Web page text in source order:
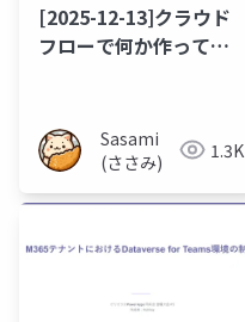
[2025-12-13]クラウド
フローで何か作ってみ
Sasami
(ささみ)
1.3K